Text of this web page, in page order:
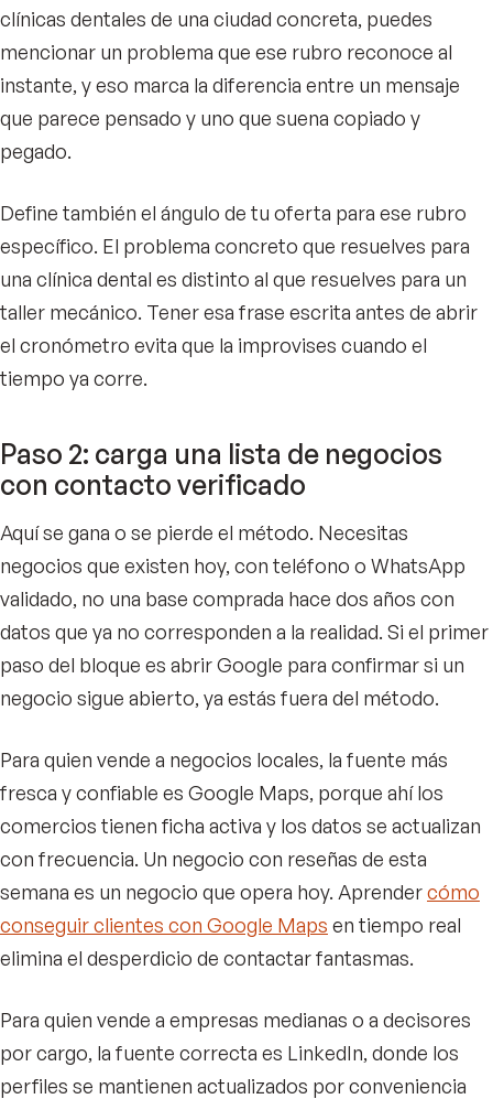
clínicas dentales de una ciudad concreta, puedes
mencionar un problema que ese rubro reconoce al
instante, y eso marca la diferencia entre un mensaje
que parece pensado y uno que suena copiado y
pegado.
Define también el ángulo de tu oferta para ese rubro
específico. El problema concreto que resuelves para
una clínica dental es distinto al que resuelves para un
taller mecánico. Tener esa frase escrita antes de abrir
el cronómetro evita que la improvises cuando el
tiempo ya corre.
Paso 2: carga una lista de negocios
con contacto verificado
Aquí se gana o se pierde el método. Necesitas
negocios que existen hoy, con teléfono o WhatsApp
validado, no una base comprada hace dos años con
datos que ya no corresponden a la realidad. Si el primer
paso del bloque es abrir Google para confirmar si un
negocio sigue abierto, ya estás fuera del método.
Para quien vende a negocios locales, la fuente más
fresca y confiable es Google Maps, porque ahí los
comercios tienen ficha activa y los datos se actualizan
con frecuencia. Un negocio con reseñas de esta
semana es un negocio que opera hoy. Aprendercómo
conseguir clientes con Google Maps en tiempo real
elimina el desperdicio de contactar fantasmas.
Para quien vende a empresas medianas o a decisores
por cargo, la fuente correcta es LinkedIn, donde los
perfiles se mantienen actualizados por conveniencia